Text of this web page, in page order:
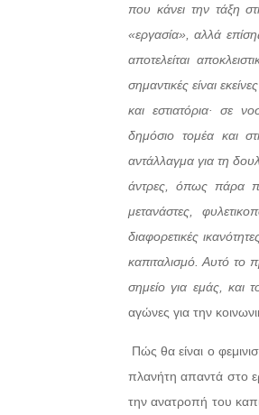
που κάνει την τάξη
«εργασία», αλλά
αποτελείται
σημαντικές είναι
και εστιατόρια· σε
δημόσιο τομέα και
αντάλλαγμα για τη
άντρες, όπως πάρα
μετανάστες,
διαφορετικές
καπιταλισμό. Αυτό το
σημείο για εμάς, και
αγώνες για την
Πώς θα είναι ο
πλανήτη απαντά στο
την ανατροπή του